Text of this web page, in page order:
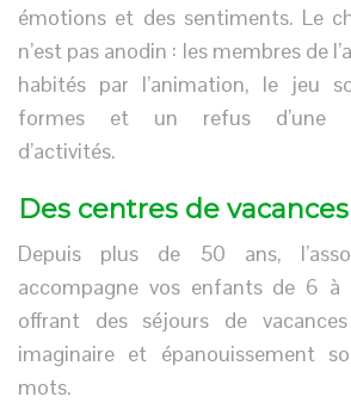
émotions et des sentiments. Le
n’est pas anodin : les membres de
habités par l’animation, le jeu
formes et un refus d’une
d’activités.
Des centres de
Depuis plus de 50 ans,
accompagne vos enfants de 6 à
offrant des séjours de
imaginaire et épanouissement
mots.